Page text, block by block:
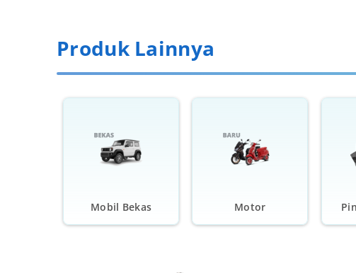
Produk Lainnya
Mobil Bekas Motor